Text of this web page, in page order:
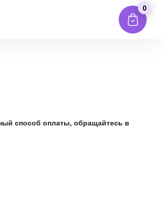
0
способ оплаты, обращайтесь в